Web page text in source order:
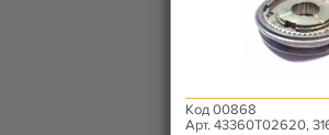
Код 00868
Арт. 43360T02620,